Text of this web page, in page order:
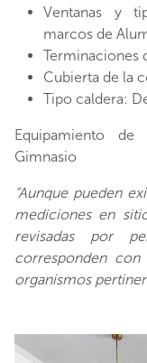
Ventanas y
marcos de
Terminaciones
Cubierta de la
Tipo caldera:
Equipamiento
Gimnasio
“Aunque pueden
mediciones en
revisadas por
corresponden
organismos